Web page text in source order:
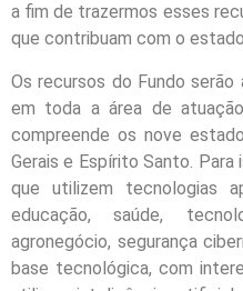
a fim de trazermos esses
que contribuam com o
Os recursos do Fundo
em toda a área de
compreende os nove
Gerais e Espírito Santo. Para
que utilizem tecnologias
educação, saúde,
agronegócio, segurança
base tecnológica, com